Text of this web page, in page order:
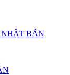
BẢN